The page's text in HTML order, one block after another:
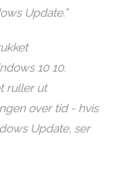
Update.”
10 10.
ruller ut
over tid - hvis
Update, ser